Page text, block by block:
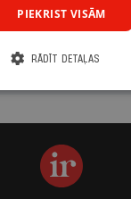
PIEKRIST VISĀM
RĀDĪT DETAĻAS